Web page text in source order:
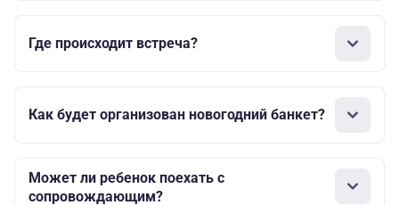
Где происходит встреча?
Как будет организован новогодний банкет?
Может ли ребенок поехать с
сопровождающим?